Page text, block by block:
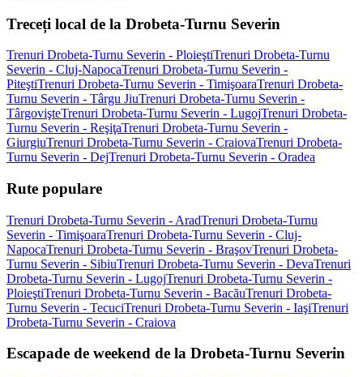
Treceți local de la Drobeta-Turnu Severin
Trenuri Drobeta-Turnu Severin - PloieştiTrenuri Drobeta-Turnu
Severin - Cluj-NapocaTrenuri Drobeta-Turnu Severin -
PiteştiTrenuri Drobeta-Turnu Severin - TimişoaraTrenuri Drobeta-
Turnu Severin - Târgu JiuTrenuri Drobeta-Turnu Severin -
TârgovişteTrenuri Drobeta-Turnu Severin - LugojTrenuri Drobeta-
Turnu Severin - ReşiţaTrenuri Drobeta-Turnu Severin -
GiurgiuTrenuri Drobeta-Turnu Severin - CraiovaTrenuri Drobeta-
Turnu Severin - DejTrenuri Drobeta-Turnu Severin - Oradea
Rute populare
Trenuri Drobeta-Turnu Severin - AradTrenuri Drobeta-Turnu
Severin - TimişoaraTrenuri Drobeta-Turnu Severin - Cluj-
NapocaTrenuri Drobeta-Turnu Severin - BraşovTrenuri Drobeta-
Turnu Severin - SibiuTrenuri Drobeta-Turnu Severin - DevaTrenuri
Drobeta-Turnu Severin - LugojTrenuri Drobeta-Turnu Severin -
PloieştiTrenuri Drobeta-Turnu Severin - BacăuTrenuri Drobeta-
Turnu Severin - TecuciTrenuri Drobeta-Turnu Severin - IaşiTrenuri
Drobeta-Turnu Severin - Craiova
Escapade de weekend de la Drobeta-Turnu Severin